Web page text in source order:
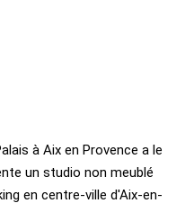
à Aix en Provence a le
un studio non meublé
en centre-ville d'Aix-en-